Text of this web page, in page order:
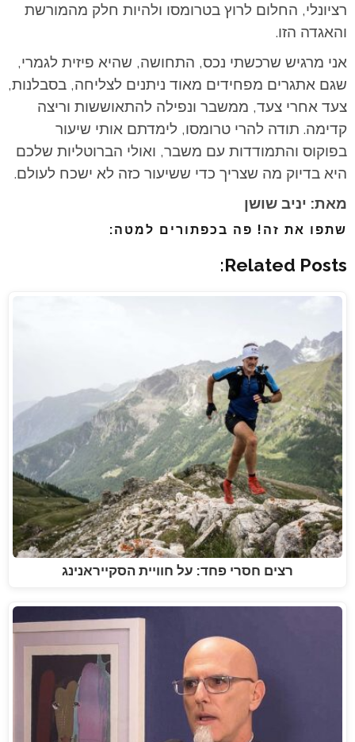
רציונלי, החלום לרוץ בטרומסו ולהיות חלק מהמורשת
והאגדה הזו.
אני מרגיש שרכשתי נכס, התחושה, שהיא פיזית לגמרי,
שגם אתגרים מפחידים מאוד ניתנים לצליחה, בסבלנות,
צעד אחרי צעד, ממשבר ונפילה להתאוששות וריצה
קדימה. תודה להרי טרומסו, לימדתם אותי שיעור
בפוקוס והתמודדות עם משבר, ואולי הברוטליות שלכם
היא בדיוק מה שצריך כדי ששיעור כזה לא ישכח לעולם.
מאת: יניב שושן
שתפו את זה! פה בכפתורים למטה:
Related Posts:
רצים חסרי פחד: על חוויית הסקייראנינג